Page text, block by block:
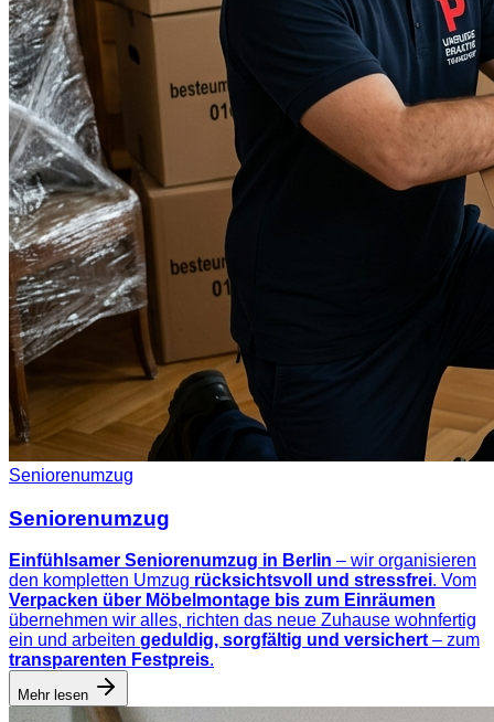
Seniorenumzug
Seniorenumzug
Einfühlsamer Seniorenumzug in Berlin – wir organisieren
den kompletten Umzug rücksichtsvoll und stressfrei. Vom
Verpacken über Möbelmontage bis zum Einräumen
übernehmen wir alles, richten das neue Zuhause wohnfertig
ein und arbeiten geduldig, sorgfältig und versichert– zum
transparenten Festpreis.
Mehr lesen